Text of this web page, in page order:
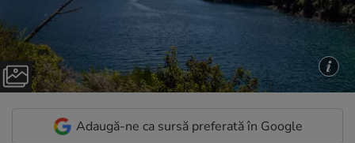
Adaugă-ne ca sursă preferată în Google